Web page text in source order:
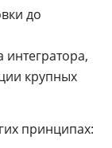
до
крупных
принципах: